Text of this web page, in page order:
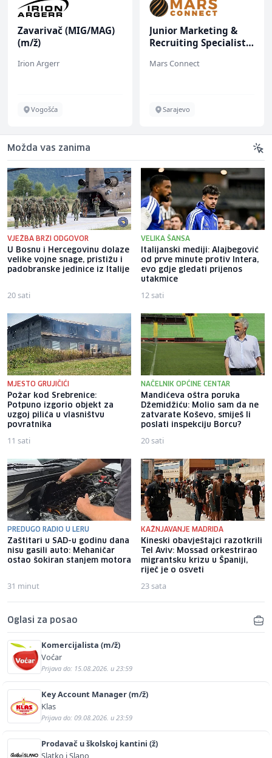
Zavarivač (MIG/MAG)
(m/ž)
Irion Argerr
Vogošća
Junior Marketing &
Recruiting Specialist
Mars Connect
Sarajevo
Možda vas zanima
VJEŽBA BRZI ODGOVOR
U Bosnu i Hercegovinu dolaze
velike vojne snage, pristižu i
padobranske jedinice iz Italije
20 sati
VELIKA ŠANSA
Italijanski mediji: Alajbegović
od prve minute protiv Intera,
evo gdje gledati prijenos
utakmice
12 sati
MJESTO GRUJIČIĆI
Požar kod Srebrenice:
Potpuno izgorio objekt za
uzgoj pilića u vlasništvu
povratnika
11 sati
NAČELNIK OPĆINE CENTAR
Mandićeva oštra poruka
Džemidžiću: Molio sam da ne
zatvarate Koševo, smiješ li
poslati inspekciju Borcu?
20 sati
PREDUGO RADIO U LERU
Zaštitari u SAD-u godinu dana
nisu gasili auto: Mehaničar
ostao šokiran stanjem motora
31 minut
KAŽNJAVANJE MADRIDA
Kineski obavještajci razotkrili
Tel Aviv: Mossad orkestrirao
migrantsku krizu u Španiji,
riječ je o osveti
23 sata
Oglasi za posao
Komercijalista (m/ž)
Voćar
Prijava do: 15.08.2026. u 23:59
Key Account Manager (m/ž)
Klas
Prijava do: 09.08.2026. u 23:59
Prodavač u školskoj kantini (ž)
Slatko i Slano